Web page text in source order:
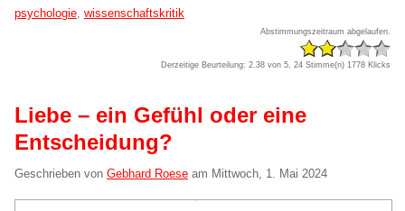
psychologie, wissenschaftskritik
Abstimmungszeitraum abgelaufen.
Derzeitige Beurteilung: 2.38 von 5, 24 Stimme(n) 1778 Klicks
Liebe – ein Gefühl oder eine
Entscheidung?
Geschrieben von Gebhard Roese am Mittwoch, 1. Mai 2024